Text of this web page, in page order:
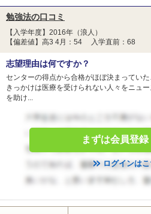
勉強法の口コミ
【入学年度】2016年（浪人）
【偏差値】高3 4月：54 入学直前：68
志望理由は何ですか？
センターの得点から合格がほぼ決まってい
きっかけは医療を受けられない人々をニュ
を助け...
まずは会員登録
ログインは